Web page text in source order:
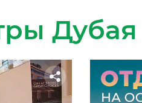
Дубая